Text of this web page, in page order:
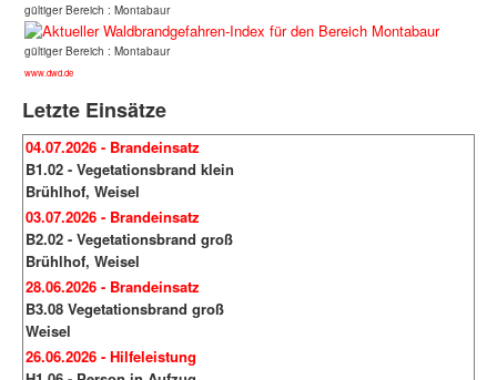
gültiger Bereich : Montabaur
gültiger Bereich : Montabaur
www.dwd.de
Letzte Einsätze
04.07.2026 - Brandeinsatz
B1.02 - Vegetationsbrand klein
Brühlhof, Weisel
03.07.2026 - Brandeinsatz
B2.02 - Vegetationsbrand groß
Brühlhof, Weisel
28.06.2026 - Brandeinsatz
B3.08 Vegetationsbrand groß
Weisel
26.06.2026 - Hilfeleistung